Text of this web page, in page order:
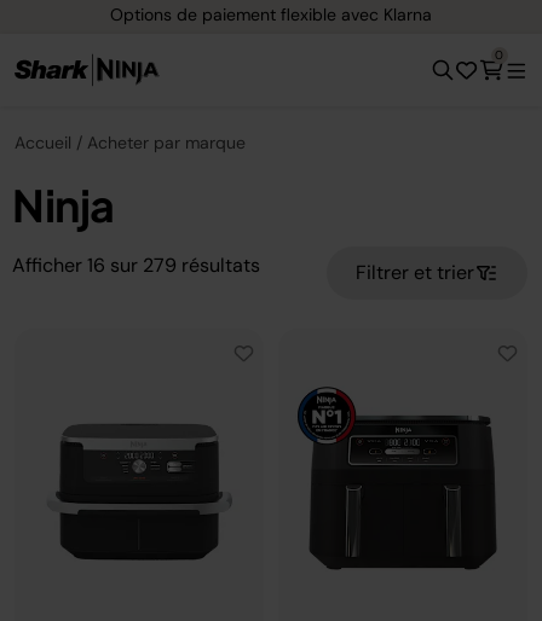
Options de paiement flexible avec Klarna
0
Accueil Acheter par marque
Ninja
Afficher 16 sur 279 résultats Filtrer et trier